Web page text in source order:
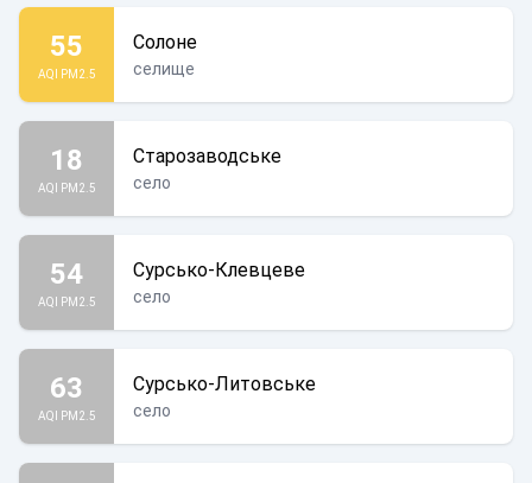
55
AQI PM2.5
Солоне
селище
18
AQI PM2.5
Старозаводське
село
54
AQI PM2.5
Сурсько-Клевцеве
село
63
AQI PM2.5
Сурсько-Литовське
село